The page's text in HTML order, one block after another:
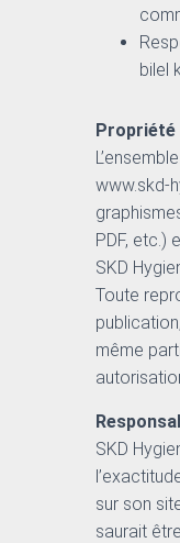
bilel
Propriété
www.skd-
PDF, etc.)
SKD
Toute
même
SKD
sur son
saurait